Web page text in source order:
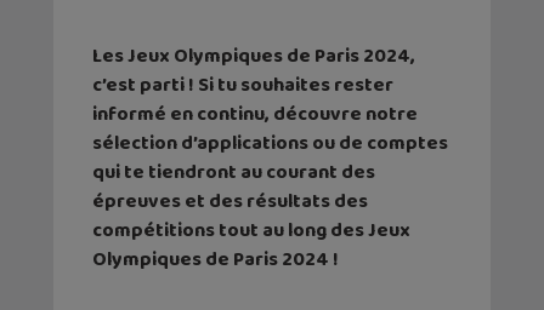
Les Jeux Olympiques de Paris 2024,
c’est parti ! Si tu souhaites rester
informé en continu, découvre notre
sélection d’applications ou de comptes
qui te tiendront au courant des
épreuves et des résultats des
compétitions tout au long des Jeux
Olympiques de Paris 2024 !